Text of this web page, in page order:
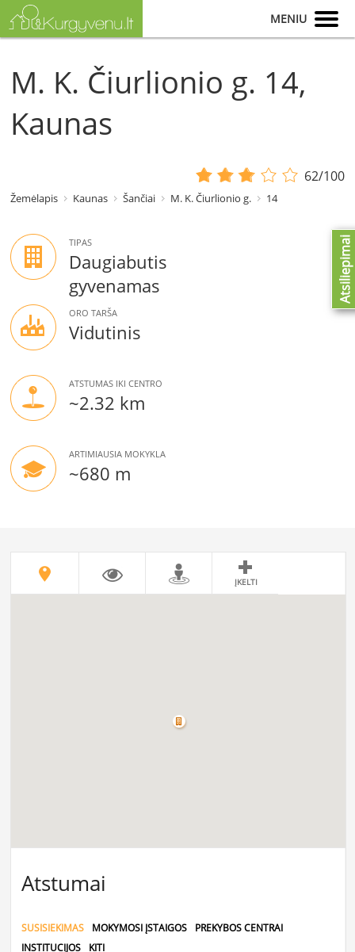
MENIU
M. K. Čiurlionio g. 14,
Kaunas
62/100
Žemėlapis Kaunas Šančiai M. K. Čiurlionio g. 14
TIPAS
Daugiabutis
gyvenamas
ORO TARŠA
Vidutinis
ATSTUMAS IKI CENTRO
~2.32 km
ARTIMIAUSIA MOKYKLA
~680 m
ĮKELTI
Atstumai
SUSISIEKIMAS MOKYMOSI ĮSTAIGOS
PREKYBOS CENTRAI
INSTITUCIJOS
KITI
Atsiliepimai